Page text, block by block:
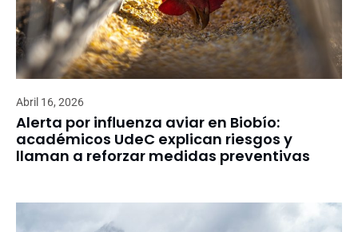
Abril 16, 2026
Alerta por influenza aviar en Biobío:
académicos UdeC explican riesgos y
llaman a reforzar medidas preventivas